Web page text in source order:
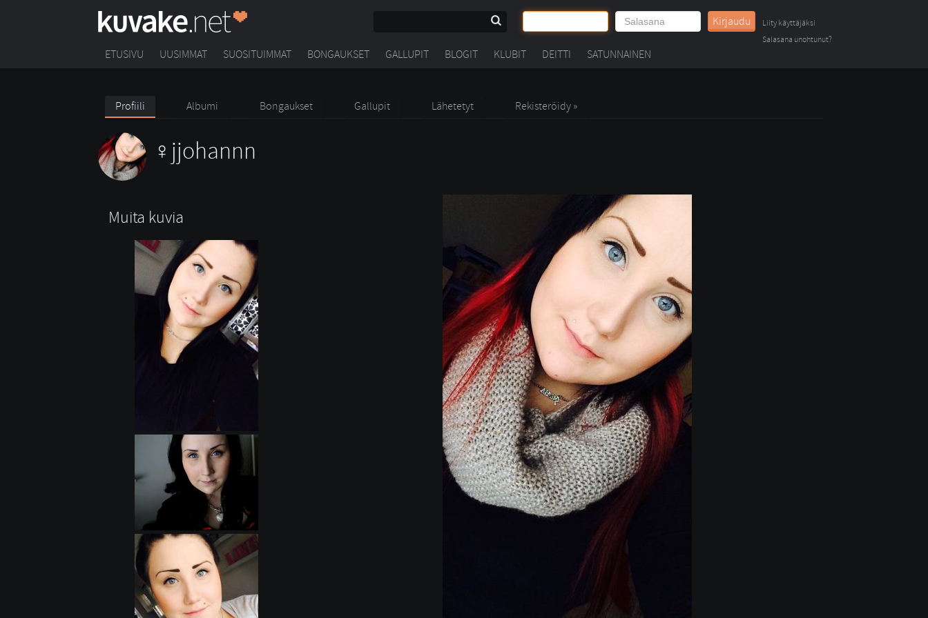
Kirjaudu
Liity käyttäjäksi
Salasana unohtunut?
ETUSIVU UUSIMMAT SUOSITUIMMAT BONGAUKSET GALLUPIT BLOGIT KLUBIT DEITTI SATUNNAINEN
Profiili Albumi Bongaukset Gallupit Lähetetyt Rekisteröidy »
jjohannn
Muita kuvia